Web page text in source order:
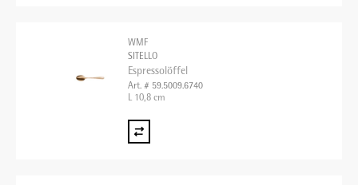
WMF
SITELLO
Espressolöffel
Art. # 59.5009.6740
L 10,8 cm